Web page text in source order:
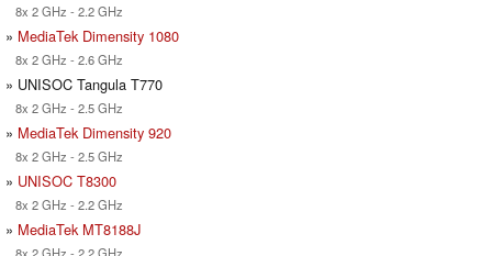
8x 2 GHz - 2.2 GHz
» MediaTek Dimensity 1080
8x 2 GHz - 2.6 GHz
» UNISOC Tangula T770
8x 2 GHz - 2.5 GHz
» MediaTek Dimensity 920
8x 2 GHz - 2.5 GHz
» UNISOC T8300
8x 2 GHz - 2.2 GHz
» MediaTek MT8188J